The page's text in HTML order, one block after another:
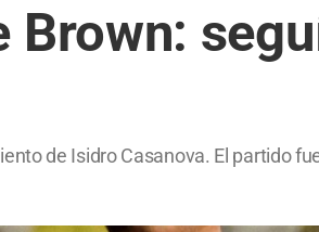
de Isidro Casanova. El partido